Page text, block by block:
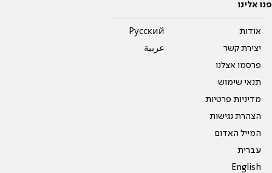
פנו אלינו
אודות
יצירת קשר
פרסמו אצלנו
תנאי שימוש
מדיניות פרטיות
הצהרת נגישות
המייל האדום
עברית
English
Pусский
عربية